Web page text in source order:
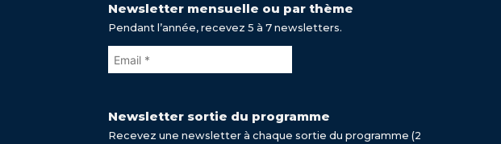
Newsletter mensuelle ou par thème
Pendant l’année, recevez 5 à 7 newsletters.
Newsletter sortie du programme
Recevez une newsletter à chaque sortie du programme (2